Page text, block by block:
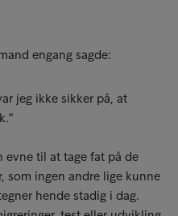
engang sagde:
jeg ikke sikker på, at
til at tage fat på de
som ingen andre lige kunne
hende stadig i dag.